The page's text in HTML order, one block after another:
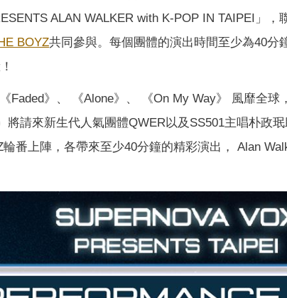
ALAN WALKER with K-POP IN TAIPEI」，
BOYZ共同參與。每個團體的演出時間至少為40分
Faded》、 《Alone》、 《On My Way》 風靡全
將請來新生代人氣團體QWER以及SS501主唱朴政
輪番上陣，各帶來至少40分鐘的精彩演出， Alan